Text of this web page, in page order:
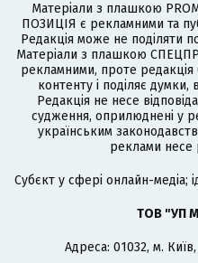
Матеріали з плашкою
ПОЗИЦІЯ є рекламними та
Редакція може не поділяти
Матеріали з плашкою
рекламними, проте редакція
контенту і поділяє думки,
Редакція не несе
судження, оприлюднені у
українським
реклами несе
Cубєкт у сфері онлайн-медіа;
ТОВ "УП
Адреса: 01032, м.